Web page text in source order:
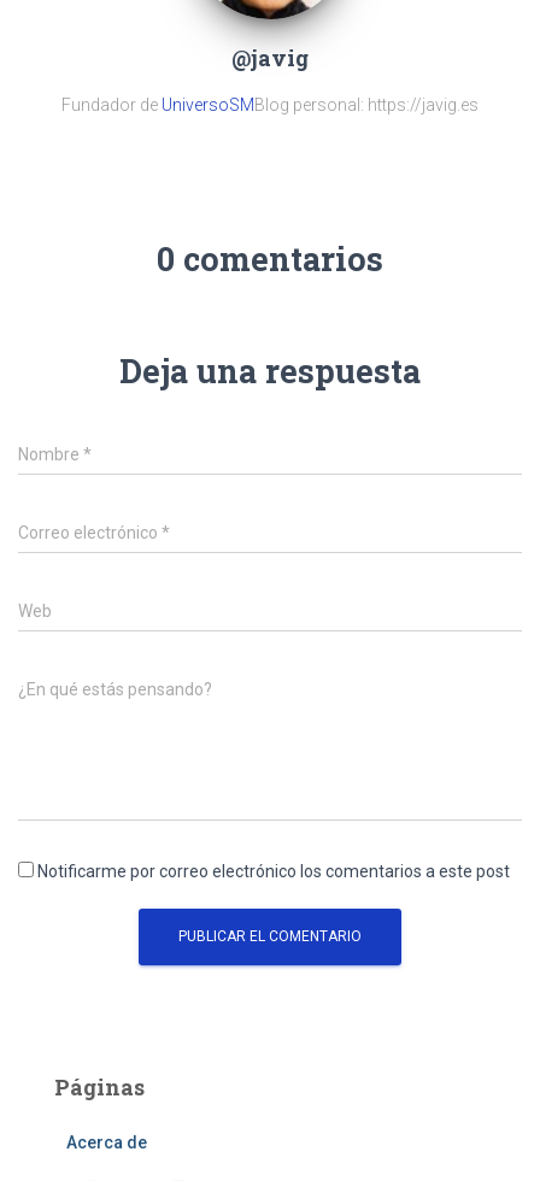
@javig
Fundador de UniversoSMBlog personal: https://javig.es
0 comentarios
Deja una respuesta
Nombre *
Correo electrónico *
Web
¿En qué estás pensando?
Notificarme por correo electrónico los comentarios a este post
Páginas
Acerca de